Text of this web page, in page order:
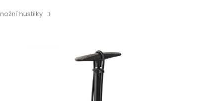
nožní hustilky